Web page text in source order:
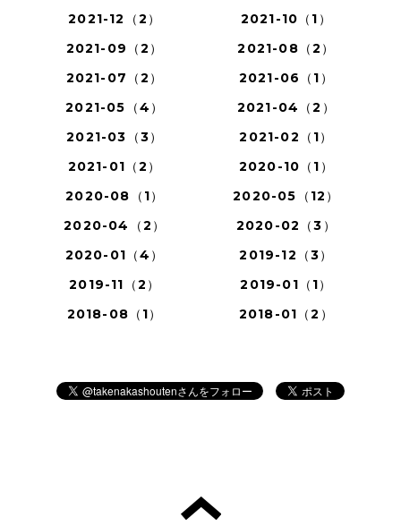
2021-12（2）
2021-10（1）
2021-09（2）
2021-08（2）
2021-07（2）
2021-06（1）
2021-05（4）
2021-04（2）
2021-03（3）
2021-02（1）
2021-01（2）
2020-10（1）
2020-08（1）
2020-05（12）
2020-04（2）
2020-02（3）
2020-01（4）
2019-12（3）
2019-11（2）
2019-01（1）
2018-08（1）
2018-01（2）